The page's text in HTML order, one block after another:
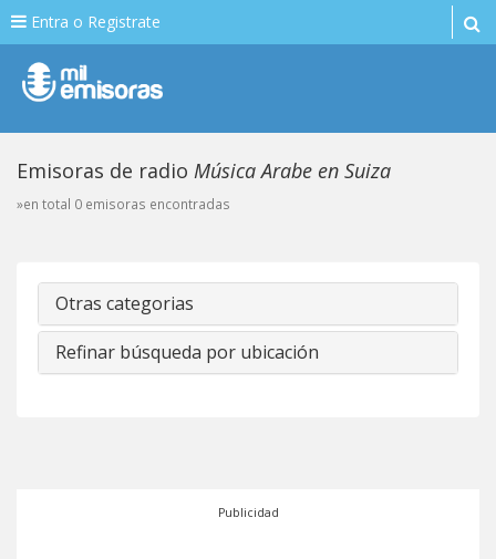
Entra o Registrate
Emisoras de radio Música Arabe en Suiza
»en total 0 emisoras encontradas
Otras categorias
Refinar búsqueda por ubicación
Publicidad